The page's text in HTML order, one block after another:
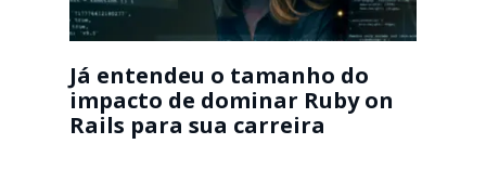
Já entendeu o tamanho do
impacto de dominar Ruby on
Rails para sua carreira